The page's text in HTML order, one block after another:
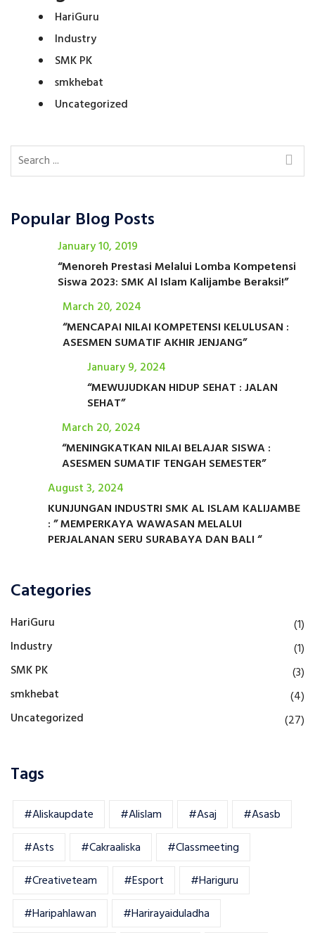
HariGuru
Industry
SMK PK
smkhebat
Uncategorized
Popular Blog Posts
January 10, 2019
“Menoreh Prestasi Melalui Lomba Kompetensi
Siswa 2023: SMK Al Islam Kalijambe Beraksi!”
March 20, 2024
“MENCAPAI NILAI KOMPETENSI KELULUSAN :
ASESMEN SUMATIF AKHIR JENJANG”
January 9, 2024
“MEWUJUDKAN HIDUP SEHAT : JALAN
SEHAT”
March 20, 2024
“MENINGKATKAN NILAI BELAJAR SISWA :
ASESMEN SUMATIF TENGAH SEMESTER”
August 3, 2024
KUNJUNGAN INDUSTRI SMK AL ISLAM KALIJAMBE
: ” MEMPERKAYA WAWASAN MELALUI
PERJALANAN SERU SURABAYA DAN BALI “
Categories
HariGuru
(1)
Industry
(1)
SMK PK
(3)
smkhebat
(4)
Uncategorized
(27)
Tags
#aliskaupdate #alislam #asaj
#asasb
#asts
#cakraaliska
#classmeeting
#creativeteam
#esport
#hariguru
#haripahlawan
#harirayaiduladha